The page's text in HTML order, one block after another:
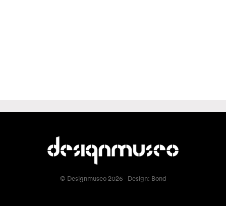
© Designmuseo 2026 - Design: Bond